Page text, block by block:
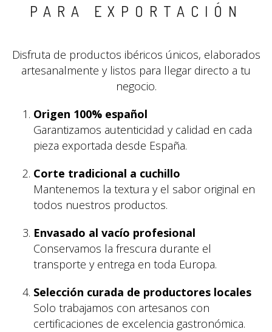
PARA EXPORTACIÓN
Disfruta de productos ibéricos únicos, elaborados
artesanalmente y listos para llegar directo a tu
negocio.
Origen 100% español
Garantizamos autenticidad y calidad en cada
pieza exportada desde España.
Corte tradicional a cuchillo
Mantenemos la textura y el sabor original en
todos nuestros productos.
Envasado al vacío profesional
Conservamos la frescura durante el
transporte y entrega en toda Europa.
Selección curada de productores locales
Solo trabajamos con artesanos con
certificaciones de excelencia gastronómica.